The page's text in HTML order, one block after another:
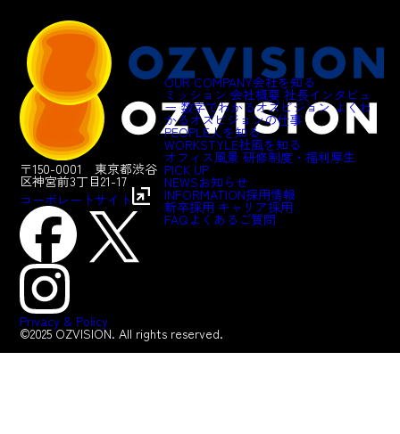
〒150-0001 東京都渋谷
区神宮前3丁目21-17
コーポレートサイト
Privacy & Policy
OUR COMPANY会社を知る
ミッション 会社概要 社長インタビュ
ー 数字でわかるオズビジョン よくわ
かるオズビジョンの仕事
PEOPLE人を知る
WORKSTYLE社風を知る
オフィス風景 研修制度・福利厚生
PICK UP
NEWSお知らせ
INFORMATION採用情報
新卒採用 キャリア採用
FAQよくあるご質問
©2025 OZVISION. All rights reserved.